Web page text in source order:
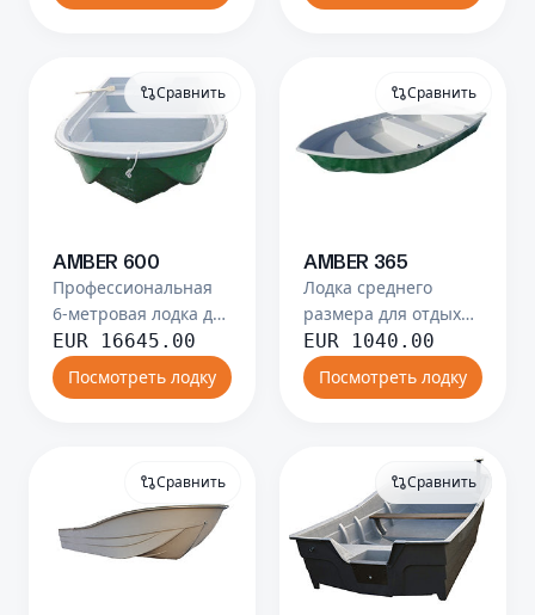
Сравнить
AMBER 600
Профессиональная
6-метровая лодка для
ежедневной работы
в море.
EUR
16645.00
Посмотреть лодку
Сравнить
AMBER 365
Лодка среднего
размера для отдыха
и рыбалки на
внутренних водах.
EUR
1040.00
Посмотреть лодку
Сравнить Сравнить